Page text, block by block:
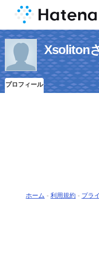
Xsoliton
プロフィール
ホーム - 利用規約 - プラ